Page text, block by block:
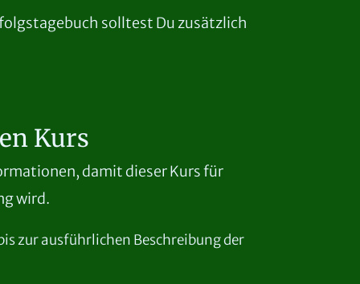
solltest Du zusätzlich
Kurs
damit dieser Kurs für
wird.
zur ausführlichen Beschreibung der